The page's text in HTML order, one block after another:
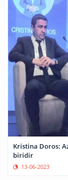
Kristina Doros:
biridir
13-06-2023